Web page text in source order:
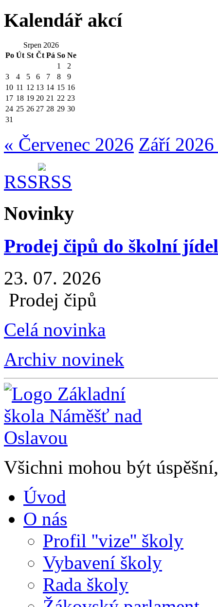
Kalendář akcí
Srpen 2026
Po Út St Čt Pá So Ne
1
2
3
4 5 6 7 8
9
10 11 12 13 14 15 16
17 18 19 20 21 22 23
24 25 26 27 28 29 30
31
« Červenec 2026 Září
RSS
Novinky
Prodej čipů do školní
23. 07. 2026
Prodej čipů
Celá novinka
Archiv novinek
Všichni mohou být
Úvod
O nás
Profil ''vize'' školy
Vybavení školy
Rada školy